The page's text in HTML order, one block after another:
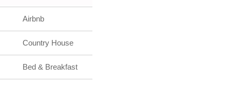
Airbnb
Country House
Bed & Breakfast